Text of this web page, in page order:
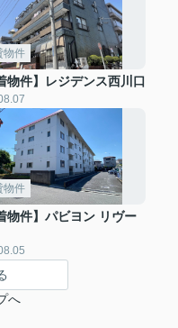
物件
物件】レジデンス西川口
物件
物件】パビヨン リヴー
へ